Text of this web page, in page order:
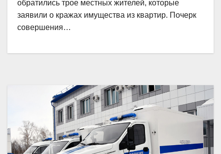
обратились трое местных жителей, которые
заявили о кражах имущества из квартир. Почерк
совершения…